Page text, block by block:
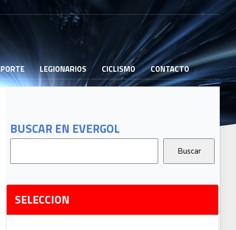
LEGIONARIOS CICLISMO CONTACTO
BUSCAR EN EVERGOL
SELECCION